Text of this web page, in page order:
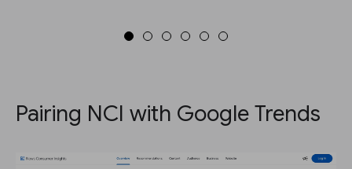
Pairing NCI with Google Trends